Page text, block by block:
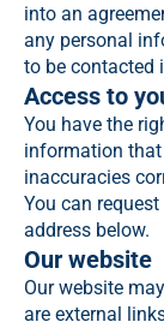
into an
any personal
to be contacted
Access to
You have the
information
inaccuracies
You can
address below.
Our website
Our website
are external